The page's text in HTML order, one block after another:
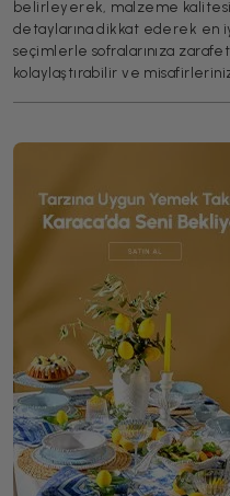
belirleyerek, malzeme
detaylarına dikkat ederek en
seçimlerle sofralarınıza zarafet
kolaylaştırabilir ve